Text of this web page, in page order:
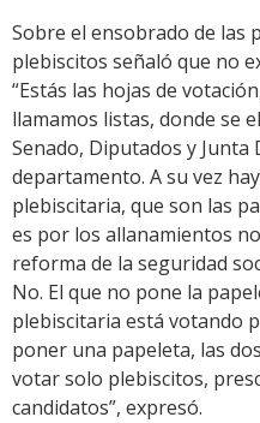
Sobre el ensobrado de las
plebiscitos señaló que no
“Estás las hojas de
llamamos listas, donde se
Senado, Diputados y
departamento. A su vez
plebiscitaria, que son las
es por los allanamientos
reforma de la seguridad
No. El que no pone la
plebiscitaria está votando
poner una papeleta, las
votar solo plebiscitos,
candidatos”, expresó.